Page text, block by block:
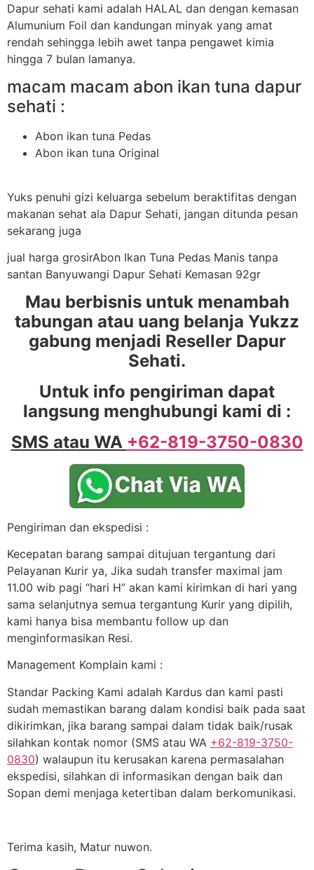
Dapur sehati kami adalah HALAL dan dengan kemasan
Alumunium Foil dan kandungan minyak yang amat
rendah sehingga lebih awet tanpa pengawet kimia
hingga 7 bulan lamanya.
macam macam abon ikan tuna dapur
sehati :
Abon ikan tuna Pedas
Abon ikan tuna Original
Yuks penuhi gizi keluarga sebelum beraktifitas dengan
makanan sehat ala Dapur Sehati, jangan ditunda pesan
sekarang juga
jual harga grosirAbon Ikan Tuna Pedas Manis tanpa
santan Banyuwangi Dapur Sehati Kemasan 92gr
Mau berbisnis untuk menambah
tabungan atau uang belanja Yukzz
gabung menjadi Reseller Dapur
Sehati.
Untuk info pengiriman dapat
langsung menghubungi kami di :
SMS atau WA +62-819-3750-0830
Pengiriman dan ekspedisi :
Kecepatan barang sampai ditujuan tergantung dari
Pelayanan Kurir ya, Jika sudah transfer maximal jam
11.00 wib pagi “hari H” akan kami kirimkan di hari yang
sama selanjutnya semua tergantung Kurir yang dipilih,
kami hanya bisa membantu follow up dan
menginformasikan Resi.
Management Komplain kami :
Standar Packing Kami adalah Kardus dan kami pasti
sudah memastikan barang dalam kondisi baik pada saat
dikirimkan, jika barang sampai dalam tidak baik/rusak
silahkan kontak nomor (SMS atau WA +62-819-3750-
0830) walaupun itu kerusakan karena permasalahan
ekspedisi, silahkan di informasikan dengan baik dan
Sopan demi menjaga ketertiban dalam berkomunikasi.
Terima kasih, Matur nuwon.